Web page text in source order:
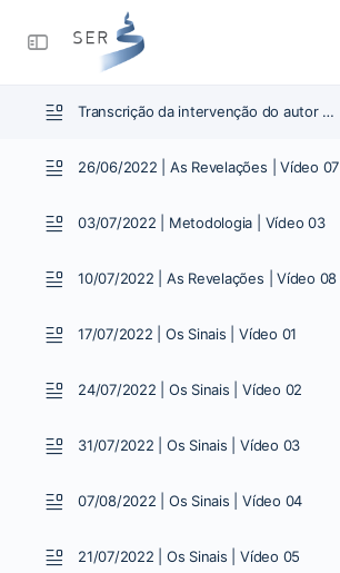
19/06/2022 | As Revelações | Vídeo 06
Transcrição da intervenção do autor 19/06/2022
26/06/2022 | As Revelações | Vídeo 07
03/07/2022 | Metodologia | Vídeo 03
10/07/2022 | As Revelações | Vídeo 08
17/07/2022 | Os Sinais | Vídeo 01
24/07/2022 | Os Sinais | Vídeo 02
31/07/2022 | Os Sinais | Vídeo 03
07/08/2022 | Os Sinais | Vídeo 04
21/07/2022 | Os Sinais | Vídeo 05